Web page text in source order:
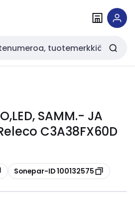
SAMM.- JA
C3A38FX60D
Kopioi
Sonepar-ID 100132575